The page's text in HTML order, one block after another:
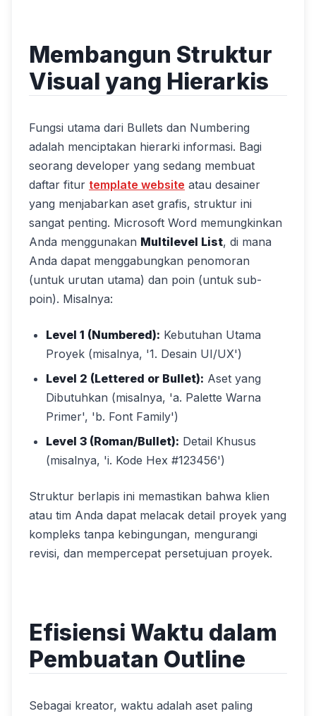
Membangun Struktur
Visual yang Hierarkis
Fungsi utama dari Bullets dan Numbering
adalah menciptakan hierarki informasi. Bagi
seorang developer yang sedang membuat
daftar fitur template website atau desainer
yang menjabarkan aset grafis, struktur ini
sangat penting. Microsoft Word memungkinkan
Anda menggunakan Multilevel List, di mana
Anda dapat menggabungkan penomoran
(untuk urutan utama) dan poin (untuk sub-
poin). Misalnya:
Level 1 (Numbered): Kebutuhan Utama
Proyek (misalnya, '1. Desain UI/UX')
Level 2 (Lettered or Bullet): Aset yang
Dibutuhkan (misalnya, 'a. Palette Warna
Primer', 'b. Font Family')
Level 3 (Roman/Bullet): Detail Khusus
(misalnya, 'i. Kode Hex #123456')
Struktur berlapis ini memastikan bahwa klien
atau tim Anda dapat melacak detail proyek yang
kompleks tanpa kebingungan, mengurangi
revisi, dan mempercepat persetujuan proyek.
Efisiensi Waktu dalam
Pembuatan Outline
Sebagai kreator, waktu adalah aset paling